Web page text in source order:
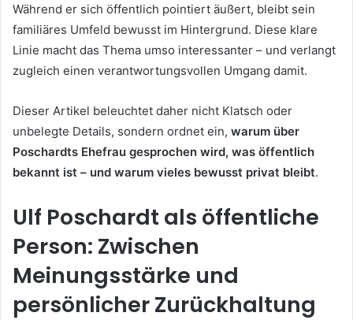
Während er sich öffentlich pointiert äußert, bleibt sein
familiäres Umfeld bewusst im Hintergrund. Diese klare
Linie macht das Thema umso interessanter – und verlangt
zugleich einen verantwortungsvollen Umgang damit.
Dieser Artikel beleuchtet daher nicht Klatsch oder
unbelegte Details, sondern ordnet ein, warum über
Poschardts Ehefrau gesprochen wird, was öffentlich
bekannt ist – und warum vieles bewusst privat bleibt.
Ulf Poschardt als öffentliche
Person: Zwischen
Meinungsstärke und
persönlicher Zurückhaltung